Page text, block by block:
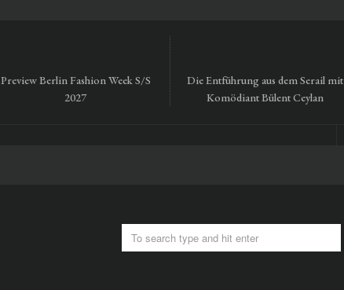
Preview Berlin Fashion Week S/S
2027
Die Entführung aus dem Serail mit
Komödiant Bülent Ceylan